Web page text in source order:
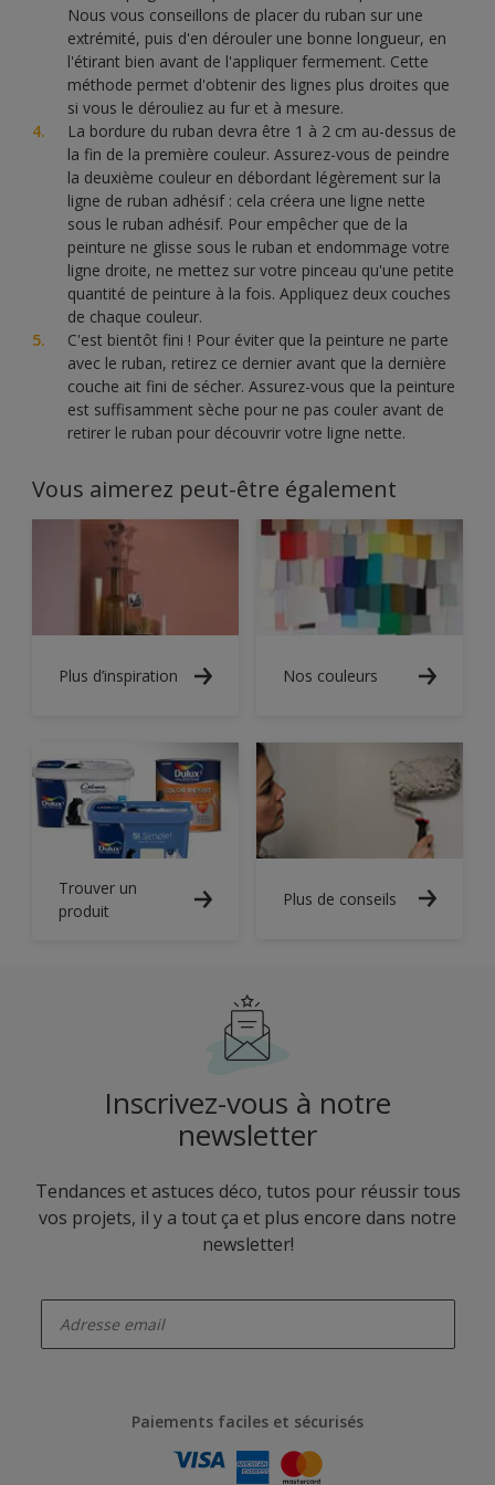
Nous vous conseillons de placer du ruban sur une
extrémité, puis d'en dérouler une bonne longueur, en
l'étirant bien avant de l'appliquer fermement. Cette
méthode permet d'obtenir des lignes plus droites que
si vous le dérouliez au fur et à mesure.
La bordure du ruban devra être 1 à 2 cm au-dessus de
la fin de la première couleur. Assurez-vous de peindre
la deuxième couleur en débordant légèrement sur la
ligne de ruban adhésif : cela créera une ligne nette
sous le ruban adhésif. Pour empêcher que de la
peinture ne glisse sous le ruban et endommage votre
ligne droite, ne mettez sur votre pinceau qu'une petite
quantité de peinture à la fois. Appliquez deux couches
de chaque couleur.
C'est bientôt fini ! Pour éviter que la peinture ne parte
avec le ruban, retirez ce dernier avant que la dernière
couche ait fini de sécher. Assurez-vous que la peinture
est suffisamment sèche pour ne pas couler avant de
retirer le ruban pour découvrir votre ligne nette.
Vous aimerez peut-être également
Plus d’inspiration Nos couleurs
Trouver un
produit
Plus de conseils
Inscrivez-vous à notre
newsletter
Tendances et astuces déco, tutos pour réussir tous
vos projets, il y a tout ça et plus encore dans notre
newsletter!
Paiements faciles et sécurisés